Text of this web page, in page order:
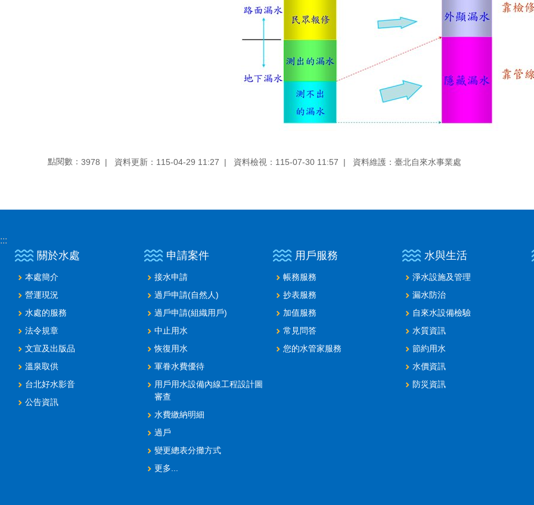
點閱數： 3978 資料更新： 115-04-29 11:27 資料檢視： 115-07-30 11:57 資料維護： 臺北自來水事業處
:::
關於水處
本處簡介
營運現況
水處的服務
法令規章
文宣及出版品
溫泉取供
台北好水影音
公告資訊
申請案件
接水申請
過戶申請(自然人)
過戶申請(組織用戶)
中止用水
恢復用水
軍眷水費優待
用戶用水設備內線工程設計圖
審查
水費繳納明細
過戶
變更總表分攤方式
更多...
用戶服務
帳務服務
抄表服務
加值服務
常見問答
您的水管家服務
水與生活
淨水設施及管理
漏水防治
自來水設備檢驗
水質資訊
節約用水
水價資訊
防災資訊